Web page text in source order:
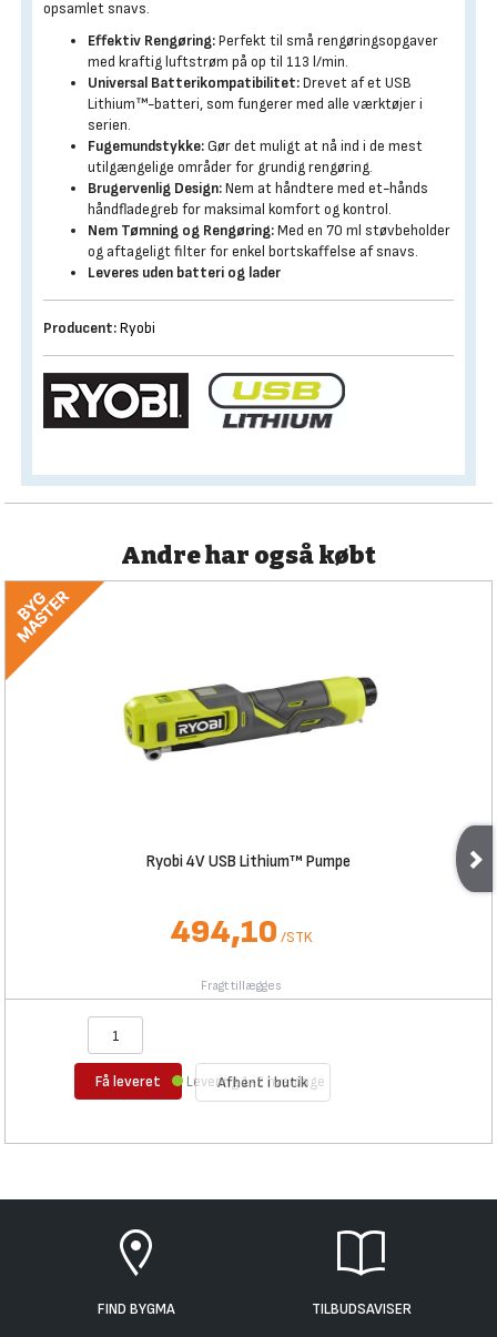
opsamlet snavs.
Effektiv Rengøring:Perfekt til små rengøringsopgaver
med kraftig luftstrøm på op til 113 l/min.
Universal Batterikompatibilitet:Drevet af et USB
Lithium™-batteri, som fungerer med alle værktøjer i
serien.
Fugemundstykke:Gør det muligt at nå ind i de mest
utilgængelige områder for grundig rengøring.
Brugervenlig Design:Nem at håndtere med et-hånds
håndfladegreb for maksimal komfort og kontrol.
Nem Tømning og Rengøring:Med en 70 ml støvbeholder
og aftageligt filter for enkel bortskaffelse af snavs.
Leveres uden batteri og lader
Producent:Ryobi
Andre har også købt
Ryobi 4V USB Lithium™ Pumpe
494,10 /STK
Fragt tillægges
Få leveret Afhent i butik
Levering 1-2 hverdage
FIND BYGMA TILBUDSAVISER